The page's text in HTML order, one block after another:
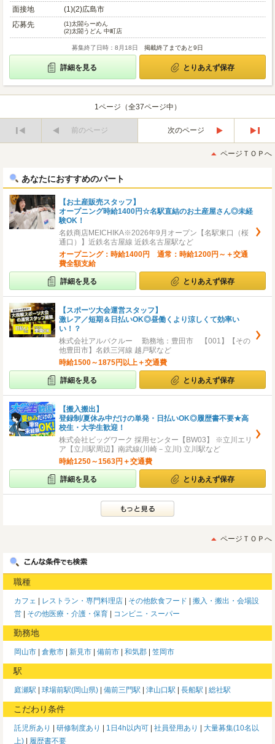
面接地
(1)(2)広島市
応募先
(1)太閤らーめん
(2)太閤うどん 中町店
募集終了日時：8月18日 掲載終了まであと9日
詳細を見る とりあえず保存
1ページ（全37ページ中）
前のページ
次のページ
後
ページＴＯＰへ
あなたにおすすめのパート
【お土産販売スタッフ】
オープニング時給1400円☆名駅直結のお土産屋さん◎未経
験OK！
名鉄商店MEICHIKA※2026年9月オープン【名駅東口（桜
通口）】近鉄名古屋線 近鉄名古屋駅など
オープニング：時給1400円 通常：時給1200円～＋交通
費全額支給
詳細を見る とりあえず保存
【スポーツ大会運営スタッフ】
激レア／短期＆日払いOK◎昼働くより涼しくて効率い
い！？
株式会社アルバクルー 勤務地：豊田市 【001】【その
他豊田市】名鉄三河線 越戸駅など
時給1500～1875円以上＋交通費
詳細を見る とりあえず保存
【搬入搬出】
登録制/夏休み中だけの単発・日払いOK◎履歴書不要★高
校生・大学生歓迎！
株式会社ビッグワーク 採用センター【BW03】 ※立川エリ
ア【立川駅周辺】南武線(川崎－立川) 立川駅など
時給1250～1563円＋交通費
詳細を見る とりあえず保存
ページＴＯＰへ
職種
カフェ レストラン・専門料理店 その他飲食フード
搬入・搬出・会場設
営
その他医療・介護・保育 コンビニ・スーパー
勤務地
岡山市 倉敷市 新見市 備前市 和気郡 笠岡市
駅
庭瀬駅 球場前駅(岡山県) 備前三門駅 津山口駅 長船駅 総社駅
こだわり条件
託児所あり 研修制度あり 1日4h以内可 社員登用あり
大量募集(10名以
上)
履歴書不要